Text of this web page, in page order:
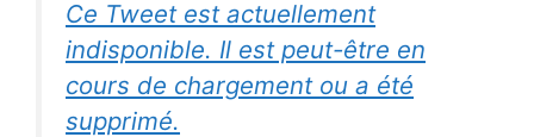
Ce Tweet est actuellement
indisponible. Il est peut-être en
cours de chargement ou a été
supprimé.